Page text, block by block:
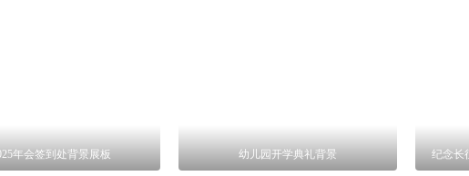
年会签到处背景展板 幼儿园开学典礼背景 纪念长